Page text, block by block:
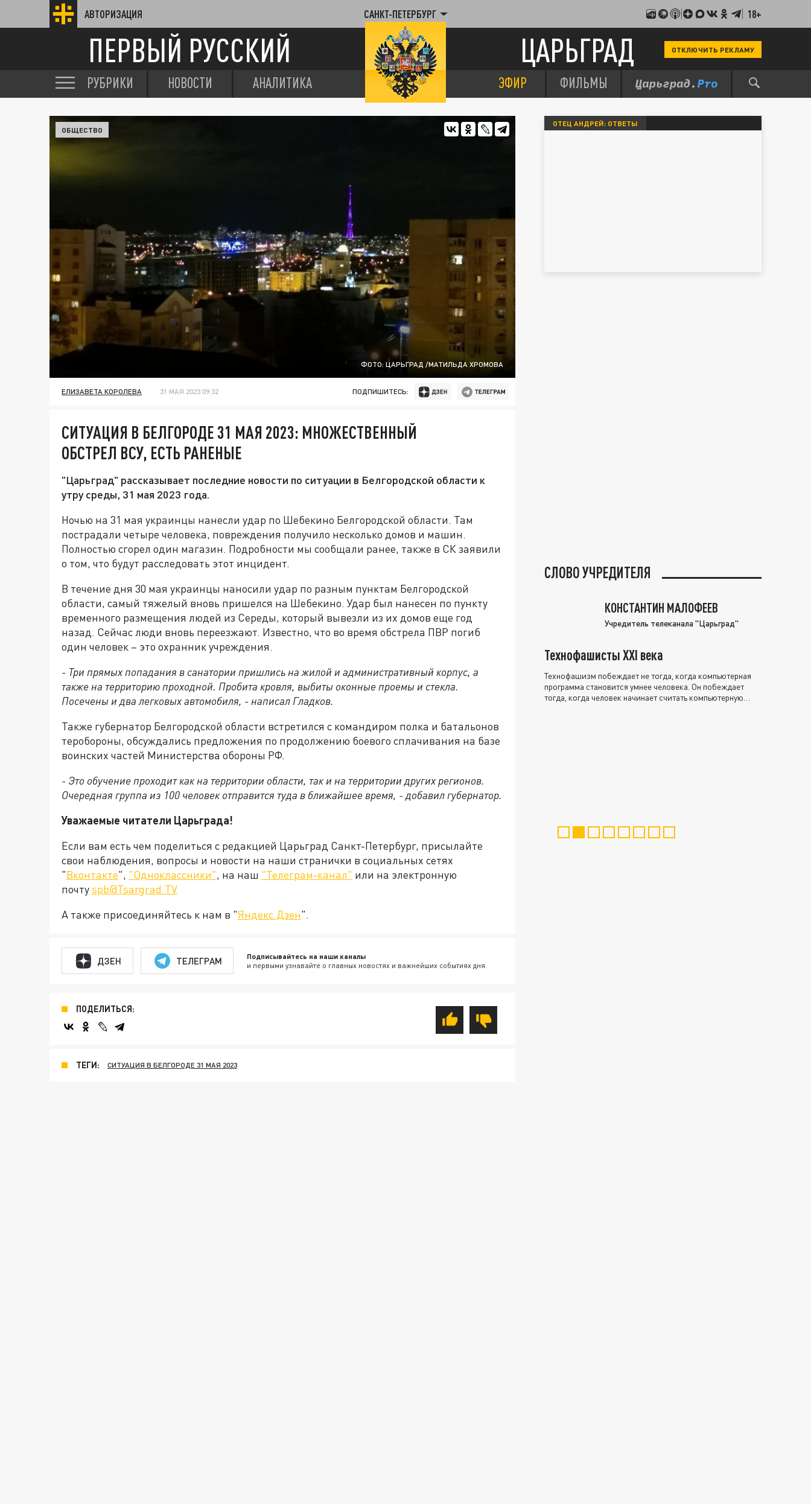
АВТОРИЗАЦИЯ САНКТ-ПЕТЕРБУРГ 18+
ПЕРВЫЙ РУССКИЙ ЦАРЬГРАД ОТКЛЮЧИТЬ РЕКЛАМУ
РУБРИКИ НОВОСТИ АНАЛИТИКА ЭФИР ФИЛЬМЫ
ФОТО: ЦАРЬГРАД /МАТИЛЬДА ХРОМОВА
ОБЩЕСТВО
ЕЛИЗАВЕТА КОРОЛЕВА 31 МАЯ 2023 09:32 ПОДПИШИТЕСЬ:
СИТУАЦИЯ В БЕЛГОРОДЕ 31 МАЯ 2023: МНОЖЕСТВЕННЫЙ
ОБСТРЕЛ ВСУ, ЕСТЬ РАНЕНЫЕ
"Царьград" рассказывает последние новости по ситуации в Белгородской области к
утру среды, 31 мая 2023 года.
Ночью на 31 мая украинцы нанесли удар по Шебекино Белгородской области. Там
пострадали четыре человека, повреждения получило несколько домов и машин.
Полностью сгорел один магазин. Подробности мы сообщали ранее, также в СК заявили
о том, что будут расследовать этот инцидент.
В течение дня 30 мая украинцы наносили удар по разным пунктам Белгородской
области, самый тяжелый вновь пришелся на Шебекино. Удар был нанесен по пункту
временного размещения людей из Середы, который вывезли из их домов еще год
назад. Сейчас люди вновь переезжают. Известно, что во время обстрела ПВР погиб
один человек – это охранник учреждения.
- Три прямых попадания в санатории пришлись на жилой и административный корпус, а
также на территорию проходной. Пробита кровля, выбиты оконные проемы и стекла.
Посечены и два легковых автомобиля, - написал Гладков.
Также губернатор Белгородской области встретился с командиром полка и батальонов
теробороны, обсуждались предложения по продолжению боевого сплачивания на базе
воинских частей Министерства обороны РФ.
- Это обучение проходит как на территории области, так и на территории других регионов.
Очередная группа из 100 человек отправится туда в ближайшее время, - добавил губернатор.
Уважаемые читатели Царьграда!
Если вам есть чем поделиться с редакцией Царьград Санкт-Петербург, присылайте
свои наблюдения, вопросы и новости на наши странички в социальных сетях
"Вконтакте", "Одноклассники", на наш "Телеграм-канал" или на электронную
почтуspb@Tsargrad.TV
А также присоединяйтесь к нам в "Яндекс.Дзен".
ДЗЕН ТЕЛЕГРАМ Подписывайтесь на наши каналы
и первыми узнавайте о главных новостях и важнейших событиях дня.
ПОДЕЛИТЬСЯ:
ТЕГИ: СИТУАЦИЯ В БЕЛГОРОДЕ 31 МАЯ 2023
ОТЕЦ АНДРЕЙ: ОТВЕТЫ
СЛОВО УЧРЕДИТЕЛЯ
КОНСТАНТИН МАЛОФЕЕВ
Учредитель телеканала "Царьград"
Технофашисты XXI века
Технофашизм побеждает не тогда, когда компьютерная
программа становится умнее человека. Он побеждает
тогда, когда человек начинает считать компьютерную